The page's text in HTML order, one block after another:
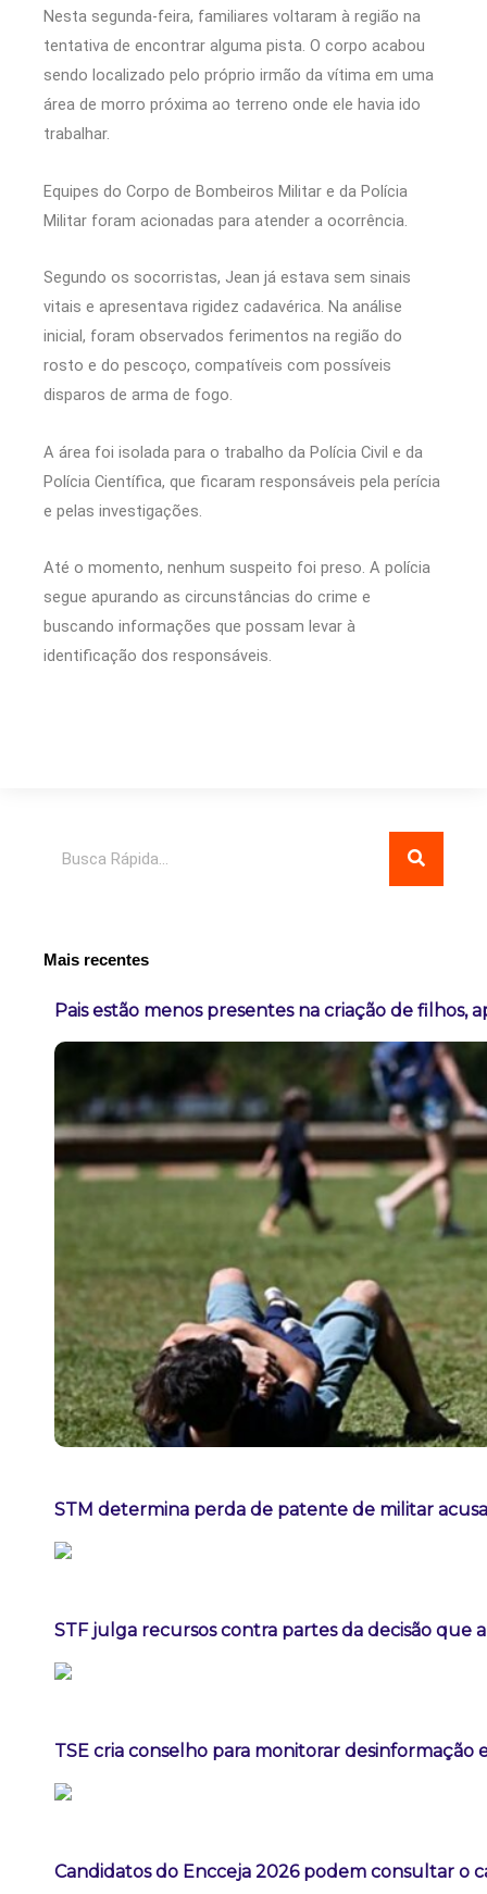
Nesta segunda-feira, familiares voltaram à região na
tentativa de encontrar alguma pista. O corpo acabou
sendo localizado pelo próprio irmão da vítima em uma
área de morro próxima ao terreno onde ele havia ido
trabalhar.
Equipes do Corpo de Bombeiros Militar e da Polícia
Militar foram acionadas para atender a ocorrência.
Segundo os socorristas, Jean já estava sem sinais
vitais e apresentava rigidez cadavérica. Na análise
inicial, foram observados ferimentos na região do
rosto e do pescoço, compatíveis com possíveis
disparos de arma de fogo.
A área foi isolada para o trabalho da Polícia Civil e da
Polícia Científica, que ficaram responsáveis pela perícia
e pelas investigações.
Até o momento, nenhum suspeito foi preso. A polícia
segue apurando as circunstâncias do crime e
buscando informações que possam levar à
identificação dos responsáveis.
Mais recentes
Pais estão menos presentes na criação de filhos,
STM determina perda de patente de militar
STF julga recursos contra partes da decisão que
TSE cria conselho para monitorar desinformação
Candidatos do Encceja 2026 podem consultar o